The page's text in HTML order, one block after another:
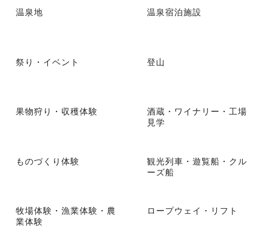
温泉地 温泉宿泊施設
祭り・イベント 登山
果物狩り・収穫体験
酒蔵・ワイナリー・工場
見学
ものづくり体験
観光列車・遊覧船・クル
ーズ船
牧場体験・漁業体験・農
業体験
ロープウェイ・リフト